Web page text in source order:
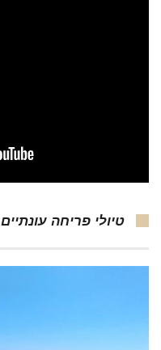
טיולי פריחה עונתיים